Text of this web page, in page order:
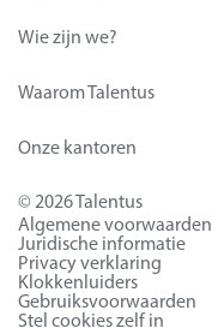
Wie zijn we?
Waarom Talentus
Onze kantoren
© 2026 Talentus
Algemene voorwaarden
Juridische informatie
Privacy verklaring
Klokkenluiders
Gebruiksvoorwaarden
Stel cookies zelf in